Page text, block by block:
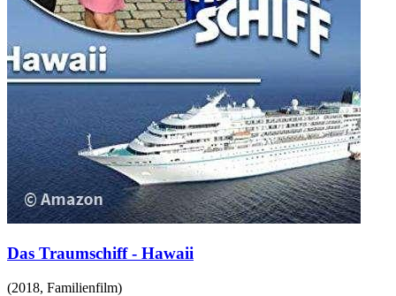
Das Traumschiff - Hawaii
(2018, Familienfilm)